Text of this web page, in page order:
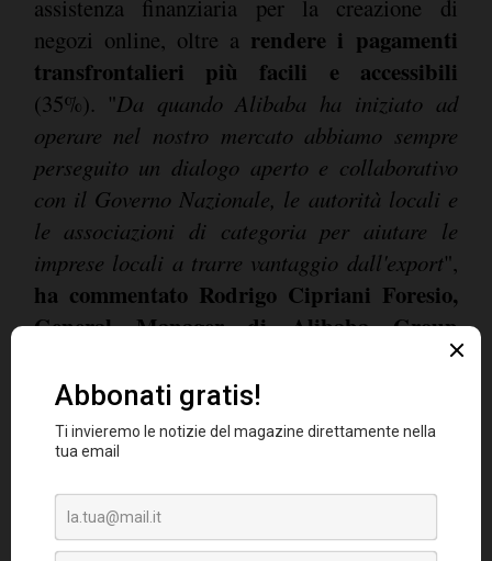
assistenza finanziaria per la creazione di
negozi online, oltre a rendere i pagamenti
transfrontalieri più facili e accessibili
(35%). "Da quando Alibaba ha iniziato ad
operare nel nostro mercato abbiamo sempre
perseguito un dialogo aperto e collaborativo
con il Governo Nazionale, le autorità locali e
le associazioni di categoria per aiutare le
imprese locali a trarre vantaggio dall'export",
ha commentato Rodrigo Cipriani Foresio,
General Manager di Alibaba Group
Ci poniamo
come facilitatori tra enti e aziende tramite
accordi strategici come quello siglato con ICE
e creiamo iniziative significative per
queste sicuramente è importante citare
l'Alibaba Entrepreneur Masterclass, che ha